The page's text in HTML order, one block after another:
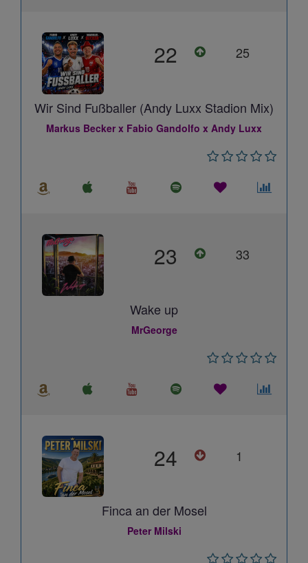
22 25
Wir Sind Fußballer (Andy Luxx Stadion Mix)
Markus Becker x Fabio Gandolfo x Andy Luxx
23 33
Wake up
MrGeorge
24 1
Finca an der Mosel
Peter Milski